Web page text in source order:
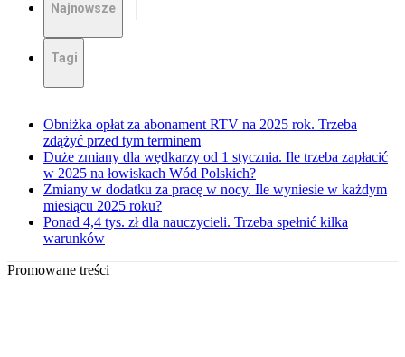
Najnowsze
Tagi
Obniżka opłat za abonament RTV na 2025 rok. Trzeba
zdążyć przed tym terminem
Duże zmiany dla wędkarzy od 1 stycznia. Ile trzeba zapłacić
w 2025 na łowiskach Wód Polskich?
Zmiany w dodatku za pracę w nocy. Ile wyniesie w każdym
miesiącu 2025 roku?
Ponad 4,4 tys. zł dla nauczycieli. Trzeba spełnić kilka
warunków
Promowane treści